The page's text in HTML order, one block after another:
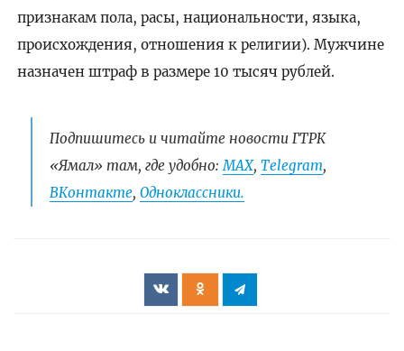
признакам пола, расы, национальности, языка,
происхождения, отношения к религии). Мужчине
назначен штраф в размере 10 тысяч рублей.
Подпишитесь и читайте новости ГТРК
«Ямал» там, где удобно:МАХ, Telegram,
ВКонтакте, Одноклассники.